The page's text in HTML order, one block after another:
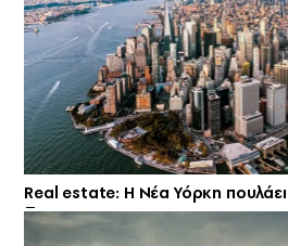
Real estate: H Νέα Υόρκη